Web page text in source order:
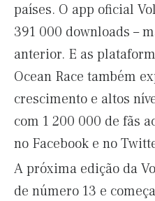
países. O app oficial
391 000 downloads –
anterior. E as
Ocean Race também
crescimento e altos
com 1 200 000 de fãs
no Facebook e no
A próxima edição da
de número 13 e